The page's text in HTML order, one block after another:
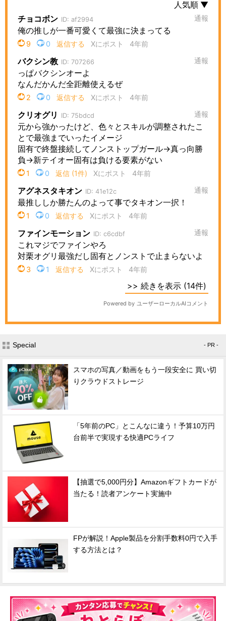
Special - PR -
スマホの写真／動画をもう一段安全に 買い切
りクラウドストレージ
「5年前のPC」とこんなに違う！予算10万円
台前半で実現する快適PCライフ
【抽選で5,000円分】Amazonギフトカードが
当たる！読者アンケート実施中
FPが解説！Apple製品を分割手数料0円で入手
する方法とは？